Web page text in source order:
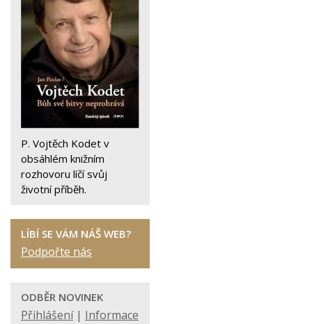
P. Vojtěch Kodet v
obsáhlém knižním
rozhovoru líčí svůj
životní příběh.
LÍBÍ SE VÁM NÁŠ WEB?
Podpořte nás
ODBĚR NOVINEK
Přihlášení| Informace